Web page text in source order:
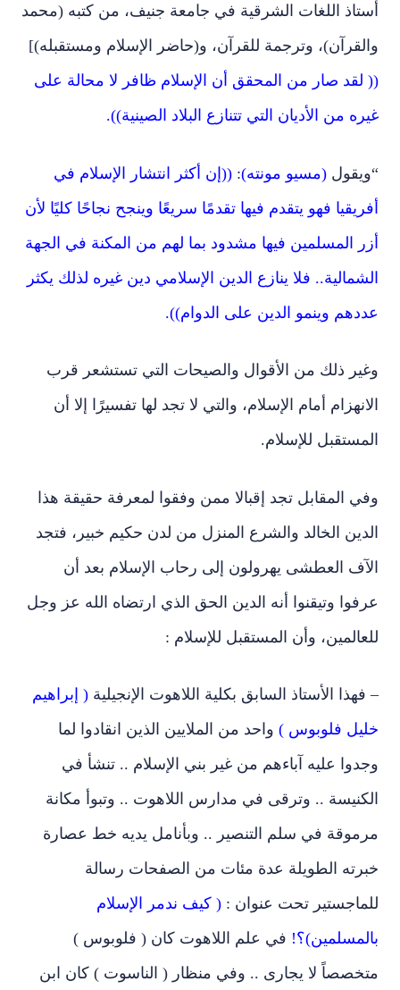
أستاذ اللغات الشرقية في جامعة جنيف، من كتبه (محمد
والقرآن)، وترجمة للقرآن، و(حاضر الإسلام ومستقبله)]
(( لقد صار من المحقق أن الإسلام ظافر لا محالة على
غيره من الأديان التي تتنازع البلاد الصينية))
.
“ويقول (مسيو مونته): ((إن أكثر انتشار الإسلام في
أفريقيا فهو يتقدم فيها تقدمًا سريعًا وينجح نجاحًا كليًا لأن
أزر المسلمين فيها مشدود بما لهم من المكنة في الجهة
الشمالية.. فلا ينازع الدين الإسلامي دين غيره لذلك يكثر
عددهم وينمو الدين على الدوام)).
وغير ذلك من الأقوال والصيحات التي تستشعر قرب
الانهزام أمام الإسلام، والتي لا تجد لها تفسيرًا إلا أن
المستقبل للإسلام.
وفي المقابل تجد إقبالا ممن وفقوا لمعرفة حقيقة هذا
الدين الخالد والشرع المنزل من لدن حكيم خبير، فتجد
الآف العطشى يهرولون إلى رحاب الإسلام بعد أن
عرفوا وتيقنوا أنه الدين الحق الذي ارتضاه الله عز وجل
للعالمين، وأن المستقبل للإسلام :
– فهذا الأستاذ السابق بكلية اللاهوت الإنجيلية ( إبراهيم
خليل فلوبوس ) واحد من الملايين الذين انقادوا لما
وجدوا عليه آباءهم من غير بني الإسلام .. تنشأ في
الكنيسة .. وترقى في مدارس اللاهوت .. وتبوأ مكانة
مرموقة في سلم التنصير .. وبأنامل يديه خط عصارة
خبرته الطويلة عدة مئات من الصفحات رسالة
للماجستير تحت عنوان : ( كيف ندمر الإسلام
بالمسلمين)؟! في علم اللاهوت كان ( فلوبوس )
متخصصاً لا يجارى .. وفي منظار ( الناسوت ) كان ابن